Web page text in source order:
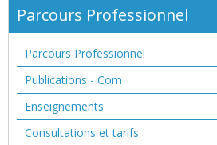
Parcours Professionnel
Parcours Professionnel
Publications - Com
Enseignements
Consultations et tarifs